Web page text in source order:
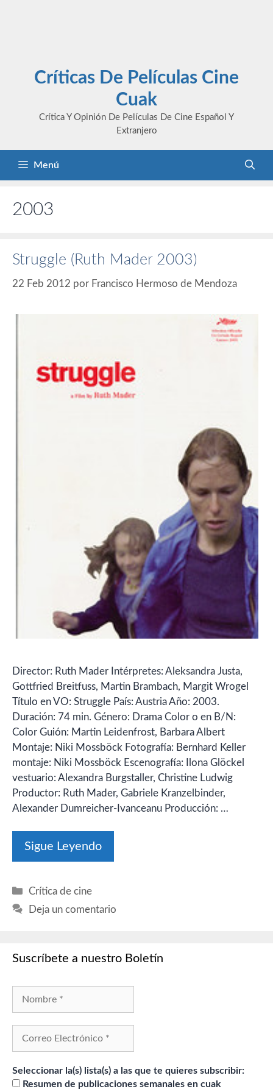
Críticas De Películas Cine
Cuak
Crítica Y Opinión De Películas De Cine Español Y
Extranjero
Menú
2003
Struggle (Ruth Mader 2003)
22 Feb 2012 por Francisco Hermoso de Mendoza
Director: Ruth Mader Intérpretes: Aleksandra Justa,
Gottfried Breitfuss, Martin Brambach, Margit Wrogel
Título en VO: Struggle País: Austria Año: 2003.
Duración: 74 min. Género: Drama Color o en B/N:
Color Guión: Martin Leidenfrost, Barbara Albert
Montaje: Niki Mossböck Fotografía: Bernhard Keller
montaje: Niki Mossböck Escenografía: Ilona Glöckel
vestuario: Alexandra Burgstaller, Christine Ludwig
Productor: Ruth Mader, Gabriele Kranzelbinder,
Alexander Dumreicher-Ivanceanu Producción: …
Sigue Leyendo
Categorías
Crítica de cine
Deja un comentario
Suscríbete a nuestro Boletín
Seleccionar la(s) lista(s) a las que te quieres subscribir:
Resumen de publicaciones semanales en cuak